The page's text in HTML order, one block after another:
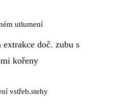
utlumení
doč. zubu s
kořeny
vstřeb.stehy